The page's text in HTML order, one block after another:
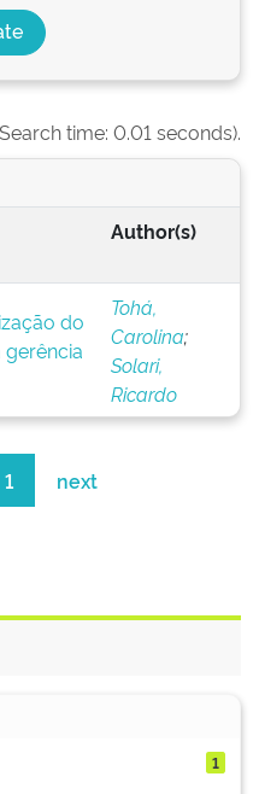
time: 0.01 seconds).
Author(s)
do
gerência
Tohá,
Carolina;
Solari,
Ricardo
1 next
1